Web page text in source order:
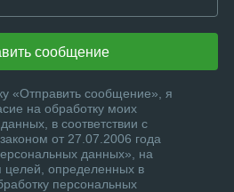
сообщение
«Отправить сообщение», я
на обработку моих
в соответствии с
от 27.07.2006 года
данных», на
целей, определенных в
персональных